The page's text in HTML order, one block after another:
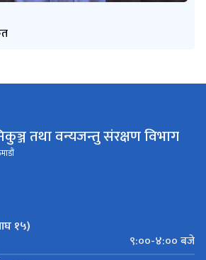
निकुञ्ज तथा वन्यजन्तु संरक्षण विभाग
१५)
९:००-४:०० बजे